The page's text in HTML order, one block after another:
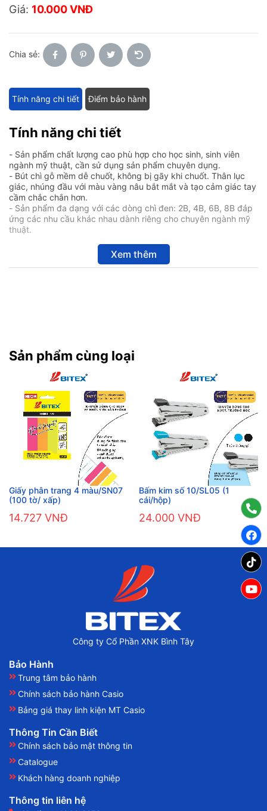
Giá: 10.000 VNĐ
Chia sẻ:
Tính năng chi tiết Điểm bảo hành
Tính năng chi tiết
- Sản phẩm chất lượng cao phù hợp cho học sinh, sinh viên
ngành mỹ thuật, cần sử dụng sản phẩm chuyên dụng.
- Bút chì gỗ mềm dễ chuốt, không bị gãy khi chuốt. Thân lục
giác, nhúng đầu với màu vàng nâu bắt mắt và tạo cảm giác tay
cầm chắc chắn hơn.
- Sản phẩm đa dạng với các dòng chì đen: 2B, 4B, 6B, 8B đáp
ứng các nhu cầu khác nhau dành riêng cho chuyên ngành mỹ
thuật.
Xem thêm
Sản phẩm cùng loại
Giấy phân trang 4 màu/SN07
(100 tờ/ xấp)
14.727 VNĐ
Bấm kim số 10/SL05 (1
cái/hộp)
24.000 VNĐ
Công ty Cổ Phần XNK Bình Tây
Bảo Hành
Trung tâm bảo hành
Chính sách bảo hành Casio
Bảng giá thay linh kiện MT Casio
Thông Tin Cần Biết
Chính sách bảo mật thông tin
Catalogue
Khách hàng doanh nghiệp
Thông tin liên hệ